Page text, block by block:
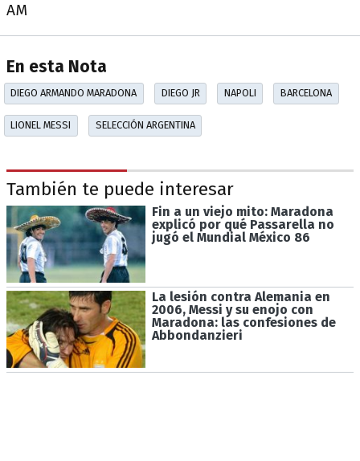
AM
En esta Nota
DIEGO ARMANDO MARADONA DIEGO JR NAPOLI BARCELONA
LIONEL MESSI SELECCIÓN ARGENTINA
También te puede interesar
Fin a un viejo mito: Maradona
explicó por qué Passarella no
jugó el Mundial México 86
La lesión contra Alemania en
2006, Messi y su enojo con
Maradona: las confesiones de
Abbondanzieri